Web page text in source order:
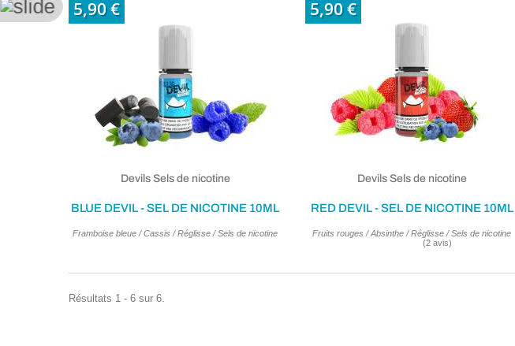
5,90 €
Devils Sels de nicotine
BLUE DEVIL - SEL DE NICOTINE 10ML
Framboise bleue / Cassis / Réglisse / Sels de nicotine
5,90 €
Devils Sels de nicotine
RED DEVIL - SEL DE NICOTINE 10ML
Fruits rouges / Absinthe / Réglisse / Sels de nicotine
Résultats 1 - 6 sur 6.